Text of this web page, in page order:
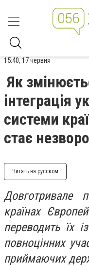
15:40, 17 червня
Як
інтеграція
системи
стає
Читать на русском
Довготривале
країнах
переводить їх
повноцінних
приймаючих